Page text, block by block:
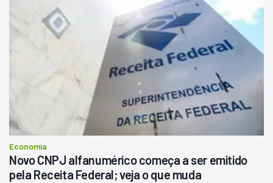
Economia
Novo CNPJ alfanumérico começa a ser emitido
pela Receita Federal; veja o que muda